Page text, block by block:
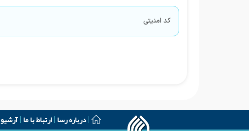
درباره رسا ارتباط با ما آرشیو